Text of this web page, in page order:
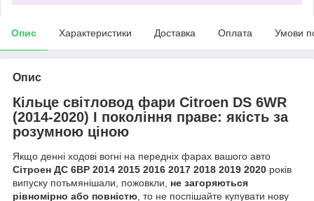
Опис Характеристики Доставка Оплата Умови
Опис
Кільце світловод фари Citroen DS 6WR
(2014-2020) I покоління праве: якість за
розумною ціною
Якщо денні ходові вогні на передніх фарах вашого авто
Сітроен ДС 6ВР 2014 2015 2016 2017 2018 2019 2020 років
випуску потьмянішали, пожовкли, не загоряються
рівномірно або повністю, то не поспішайте купувати нову